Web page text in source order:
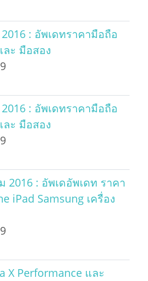
: อัพเดทราคามือถือ
ละ มือสอง
: อัพเดทราคามือถือ
ละ มือสอง
2016 : อัพเดอัพเดท ราคา
iPad Samsung เครื่อง
X Performance และ